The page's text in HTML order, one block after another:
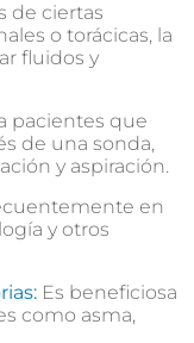
de ciertas
o torácicas, la
fluidos y
pacientes que
de una sonda,
y aspiración.
en
y otros
Es beneficiosa
como asma,